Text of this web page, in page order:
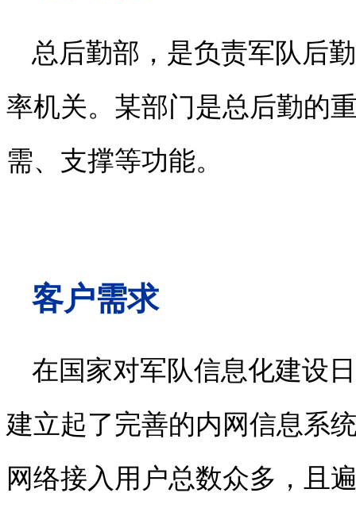
总后勤部，是负责军队后
率机关。某部门是总后勤的
需、支撑等功能。
客户需求
在国家对军队信息化建设
建立起了完善的内网信息系
网络接入用户总数众多，且